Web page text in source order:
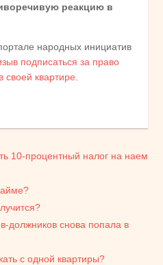
реакцию в
народных инициатив
подписаться за право
квартире
10-процентный налог на наем
должников снова попала в
с одной квартиры?